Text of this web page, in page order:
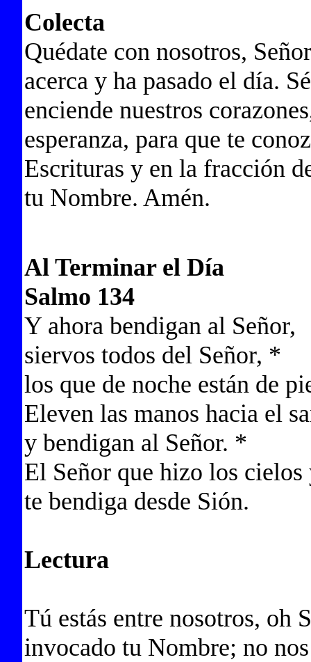
Colecta
Quédate con nosotros,
acerca y ha pasado el día.
enciende nuestros
esperanza, para que te
Escrituras y en la fracción
tu Nombre. Amén.
Al Terminar el Día
Salmo 134
Y ahora bendigan al Señor,
siervos todos del Señor, *
los que de noche están de
Eleven las manos hacia el
y bendigan al Señor. *
El Señor que hizo los
te bendiga desde Sión.
Lectura
Tú estás entre nosotros, oh
invocado tu Nombre; no